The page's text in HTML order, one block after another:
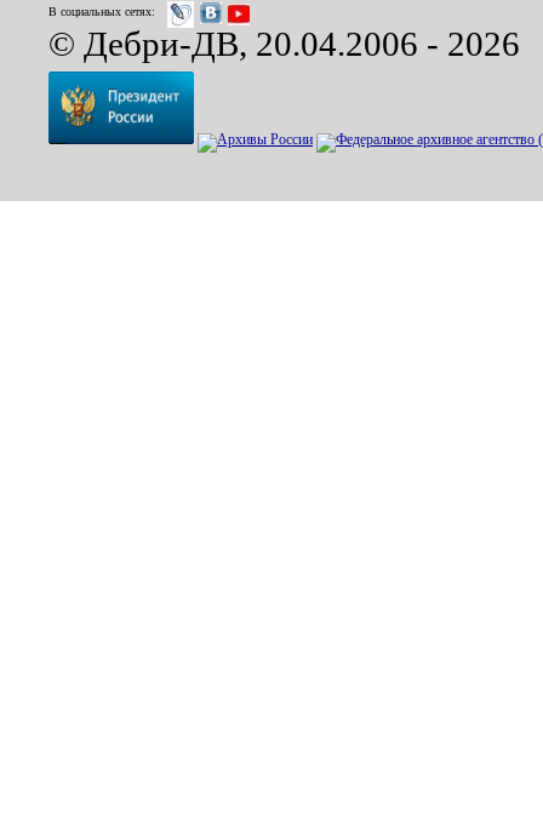
В социальных сетях:
© Дебри-ДВ, 20.04.2006 - 2026